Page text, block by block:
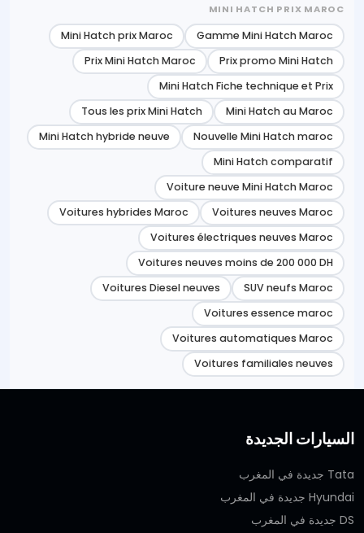
MINI HATCH PRIX MAROC
Gamme Mini Hatch Maroc
Mini Hatch prix Maroc
Prix promo Mini Hatch
Prix Mini Hatch Maroc
Mini Hatch Fiche technique et Prix
Mini Hatch au Maroc
Tous les prix Mini Hatch
Nouvelle Mini Hatch maroc
Mini Hatch hybride neuve
Mini Hatch comparatif
Voiture neuve Mini Hatch Maroc
Voitures neuves Maroc
Voitures hybrides Maroc
Voitures électriques neuves Maroc
Voitures neuves moins de 200 000 DH
SUV neufs Maroc
Voitures Diesel neuves
Voitures essence maroc
Voitures automatiques Maroc
Voitures familiales neuves
السيارات الجديدة
Tata جديدة في المغرب
Hyundai جديدة في المغرب
DS جديدة في المغرب